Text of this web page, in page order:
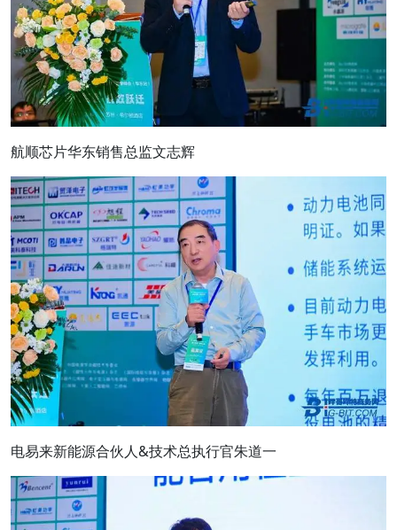
航顺芯片华东销售总监文志辉
电易来新能源合伙人&技术总执行官朱道一